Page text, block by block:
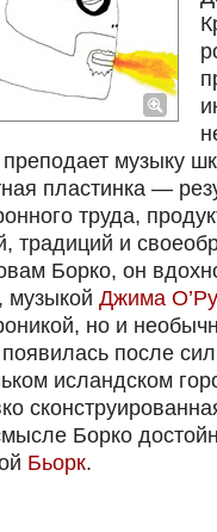
музыку
пластинка —
труда,
традиций и
Борко, он
музыкой Джима
но и
после
исландском
Борко
Бьорк.